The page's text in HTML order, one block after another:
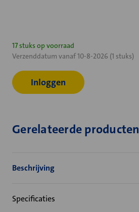
Huidige
voorraad:
17 stuks op voorraad
Verzenddatum vanaf 10-8-2026 (1 stuks)
Inloggen
Gerelateerde producten
Beschrijving
Specificaties